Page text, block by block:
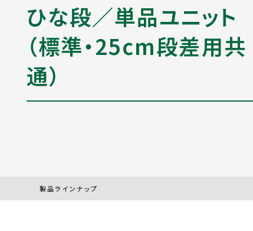
ひな段／単品ユニット
（標準・25cm段差用共
通）
製品ラインナップ